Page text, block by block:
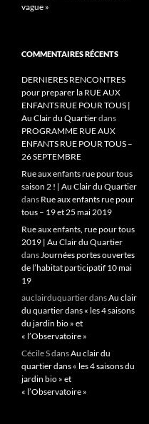
vague »
COMMENTAIRES RÉCENTS
DERNIERES RENCONTRES
pour preparer la RUE AUX
ENFANTS RUE POUR TOUS |
Au Clair du Quartierdans
PROGRAMME RUE AUX
ENFANTS RUE POUR TOUS –
26 SEPTEMBRE
Rue aux enfants rue pour tous
saison 2 ! | Au Clair du Quartier
dans Rue aux enfants rue pour
tous – 19 et 25 mai 2019
Rue aux enfants, rue pour tous
2019 | Au Clair du Quartier
dansJournées portes ouvertes
de l’habitat participatif 10 mai
19
auclairduquartierdansAu clair
du quartier dans « les 4 saisons
du jardin bio » et
« l’Observatoire »
Cécile SdansAu clair du
quartier dans « les 4 saisons du
jardin bio » et
« l’Observatoire »